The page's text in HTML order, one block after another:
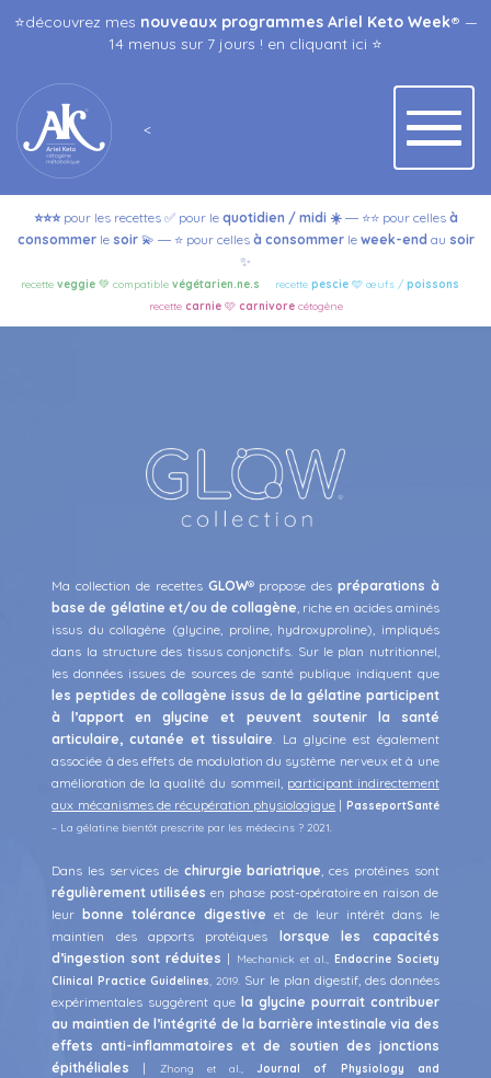
⭐️découvrez mes nouveaux programmes Ariel Keto Week® —
14 menus sur 7 jours ! en cliquant ici ⭐️
<
⭐️⭐️⭐️pour les recettes ✅ pour le quotidien / midi ☀️ — ⭐️⭐️ pour celles à
consommer lesoir 💫 — ⭐️ pour celles à consommerle week-end au soir
✨
recette veggie💚 compatible végétarien.ne.s recette pescie 🩵œufs / poissons
recette carnie 🩷 carnivorecétogène
Ma collection de recettes GLOW® propose des préparations à
base de gélatine et/ou de collagène, riche en acides aminés
issus du collagène (glycine, proline, hydroxyproline), impliqués
dans la structure des tissus conjonctifs. Sur le plan nutritionnel,
les données issues de sources de santé publique indiquent que
les peptides de collagène issus de la gélatine participent
à l’apport en glycine et peuvent soutenir la santé
articulaire, cutanée et tissulaire. La glycine est également
associée à des effets de modulation du système nerveux et à une
amélioration de la qualité du sommeil, participant indirectement
aux mécanismes de récupération physiologique | PasseportSanté
– La gélatine bientôt prescrite par les médecins ? 2021.
Dans les services de chirurgie bariatrique, ces protéines sont
régulièrement utilisées en phase post-opératoire en raison de
leur bonne tolérance digestive et de leur intérêt dans le
maintien des apports protéiques
lorsque les capacités
d’ingestion sont réduites | Mechanick et al., Endocrine Society
Clinical Practice Guidelines, 2019. Sur le plan digestif, des données
expérimentales suggèrent que la glycine pourrait contribuer
au maintien de l’intégrité de la barrière intestinale via des
effets anti-inflammatoires et de soutien des jonctions
épithéliales | Zhong et al.,Journal of Physiology and